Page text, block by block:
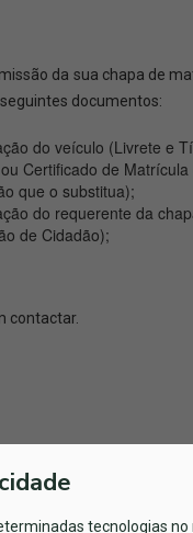
da sua chapa de
documentos:
do veículo (Livrete e
Certificado de
que o substitua);
do requerente da
de Cidadão);
contactar.
tecnologias